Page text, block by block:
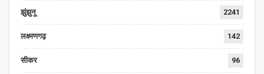
झुंझुनू 2241
लक्ष्मणगढ़ 142
सीकर 96